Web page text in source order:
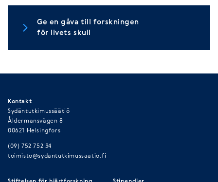
Ge en gåva till forskningen
för livets skull
Kontakt
Sydäntutkimussäätiö
Åldermansvägen 8
00621 Helsingfors
(09) 752 752 34
toimisto@sydantutkimussaatio.fi